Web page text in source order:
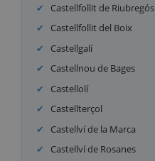
Castellfollit de Riubregós
Castellfollit del Boix
Castellgalí
Castellnou de Bages
Castellolí
Castellterçol
Castellví de la Marca
Castellví de Rosanes